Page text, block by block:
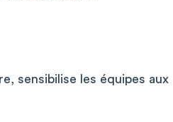
sensibilise les équipes aux